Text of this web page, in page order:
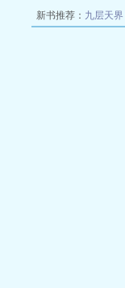
新书推荐： 九层天界